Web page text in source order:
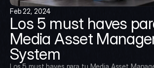
Feb 22, 2024
Los 5 must haves
Media Asset
System
Los 5 must haves para tu Media Asset